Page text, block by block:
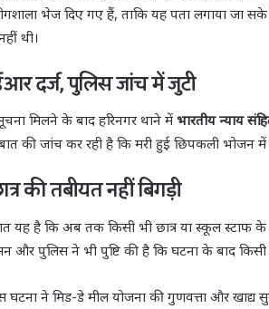
भेज दिए गए हैं, ताकि यह पता लगाया जा
थी।
दर्ज, पुलिस जांच में जुटी
मिलने के बाद हरिनगर थाने में भारतीय न्याय
की जांच कर रही है कि मरी हुई छिपकली भोजन
की तबीयत नहीं बिगड़ी
यह है कि अब तक किसी भी छात्र या स्कूल स्टाफ
और पुलिस ने भी पुष्टि की है कि घटना के बाद
घटना ने मिड-डे मील योजना की गुणवत्ता और खाद्य